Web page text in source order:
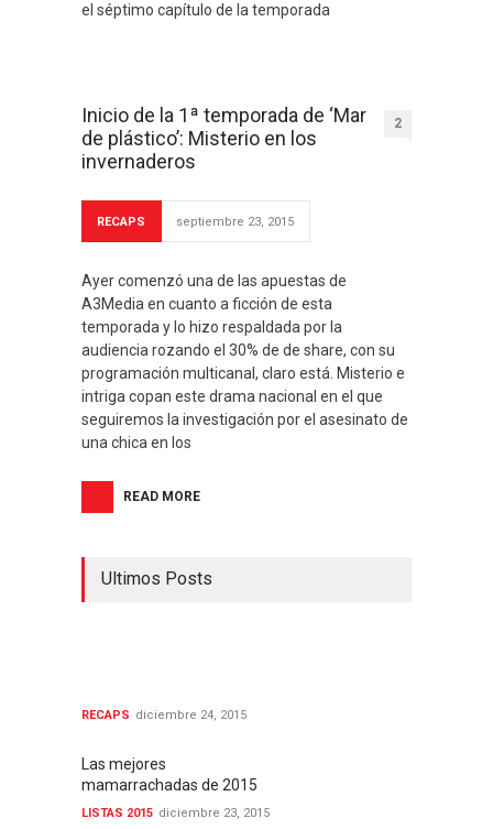
el séptimo capítulo de la temporada
Inicio de la 1ª temporada de ‘Mar
de plástico’: Misterio en los
invernaderos
2
RECAPS septiembre 23, 2015
Ayer comenzó una de las apuestas de
A3Media en cuanto a ficción de esta
temporada y lo hizo respaldada por la
audiencia rozando el 30% de de share, con su
programación multicanal, claro está. Misterio e
intriga copan este drama nacional en el que
seguiremos la investigación por el asesinato de
una chica en los
READ MORE
Ultimos Posts
RECAPS diciembre 24, 2015
Las mejores
mamarrachadas de 2015
LISTAS 2015 diciembre 23, 2015